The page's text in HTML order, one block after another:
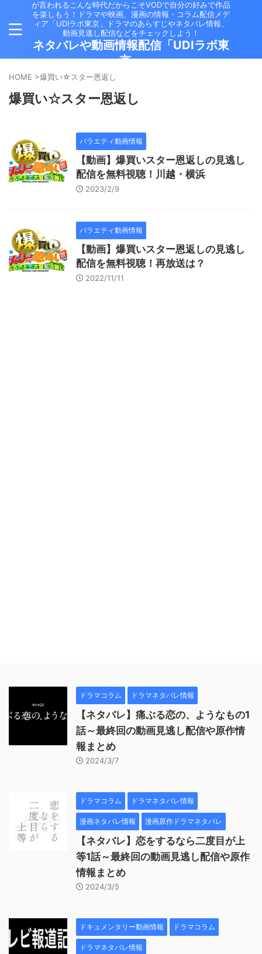
が言われるこんな時代だからこそVODで自分の好みで作品
を楽しもう！ドラマや映画、漫画の情報・コラム配信メデ
ィア「UDIラボ東京」ドラマのあらすじやネタバレ情報、
動画見逃し配信などをチェックしよう！
ネタバレや動画情報配信「UDIラボ東
京」
HOME >爆買い☆スター恩返し
爆買い☆スター恩返し
バラエティ動画情報
【動画】爆買いスター恩返しの見逃し
配信を無料視聴！川越・横浜
2023/2/9
バラエティ動画情報
【動画】爆買いスター恩返しの見逃し
配信を無料視聴！再放送は？
2022/11/11
ドラマコラム ドラマネタバレ情報
【ネタバレ】痛ぶる恋の、ようなもの1
話～最終回の動画見逃し配信や原作情
報まとめ
2024/3/7
ドラマコラム ドラマネタバレ情報
漫画ネタバレ情報 漫画原作ドラマネタバレ
【ネタバレ】恋をするなら二度目が上
等1話～最終回の動画見逃し配信や原作
情報まとめ
2024/3/5
ドキュメンタリー動画情報 ドラマコラム
ドラマネタバレ情報